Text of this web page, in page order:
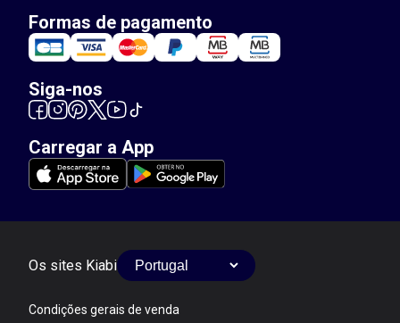
Formas de pagamento
Siga-nos
Carregar a App
Os sites Kiabi
Condições gerais de venda